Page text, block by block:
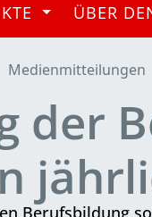
ÜBER
Medienmitteilungen
der
Berufsbildung